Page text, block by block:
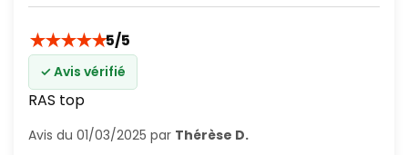
★★★★★5/5
✓ Avis vérifié
RAS top
Avis du 01/03/2025 par Thérèse D.